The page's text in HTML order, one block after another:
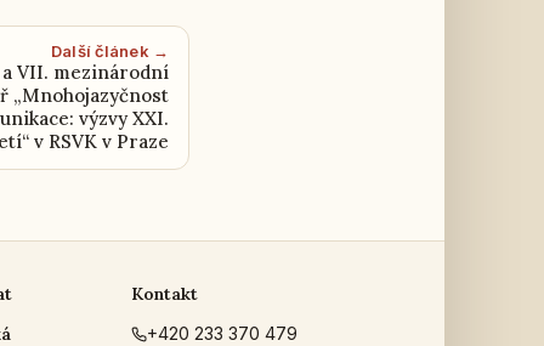
Další článek →
VII. mezinárodní
„Mnohojazyčnost
výzvy XXI.
v RSVK v Praze
Kontakt
+420 233 370 479